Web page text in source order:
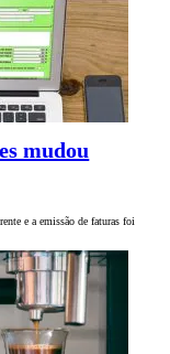
mudou
e a emissão de faturas foi